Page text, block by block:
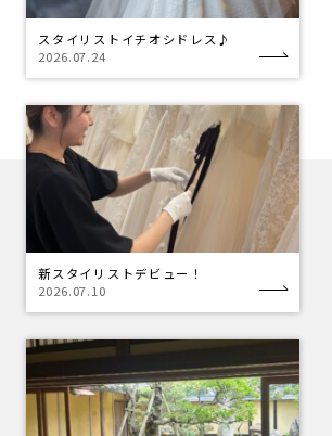
スタイリストイチオシドレス♪
2026.07.24
新スタイリストデビュー！
2026.07.10